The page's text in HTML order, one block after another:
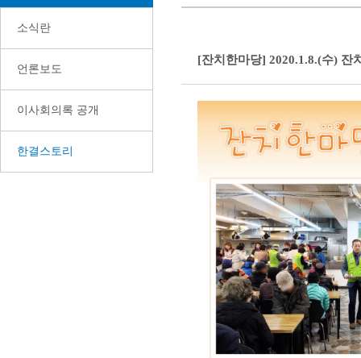
소식란
언론보도
이사회의록 공개
한결스토리
[잔치한마당] 2020.1.8.(수) 잔